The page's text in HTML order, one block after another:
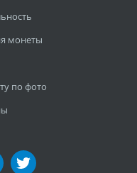
монеты
по фото